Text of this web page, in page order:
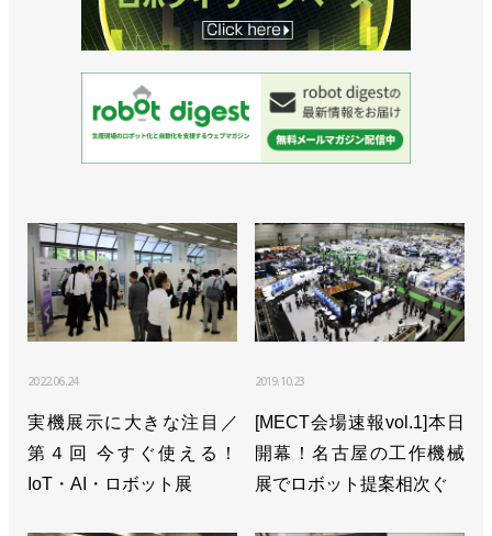
2022.06.24
実機展示に大きな注目／
第４回 今すぐ使える！
IoT・AI・ロボット展
2019.10.23
[MECT会場速報vol.1]本日
開幕！名古屋の工作機械
展でロボット提案相次ぐ